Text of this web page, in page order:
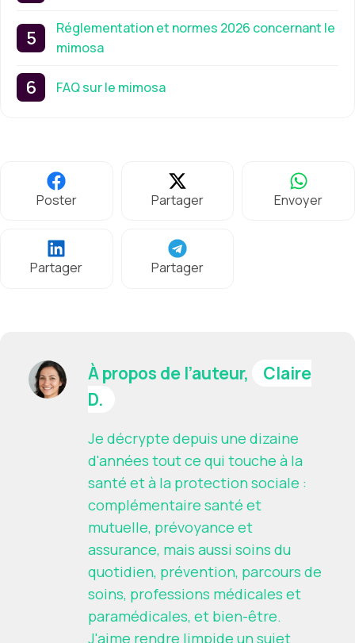
Réglementation et normes 2026 concernant le
mimosa
FAQ sur le mimosa
Poster Partager Envoyer
Partager Partager
À propos de l’auteur,
Claire
D.
Je décrypte depuis une dizaine
d'années tout ce qui touche à la
santé et à la protection sociale :
complémentaire santé et
mutuelle, prévoyance et
assurance, mais aussi soins du
quotidien, prévention, parcours de
soins, professions médicales et
paramédicales, et bien-être.
J'aime rendre limpide un sujet